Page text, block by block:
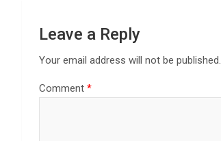
Leave a Reply
Your email address will not be published.
Comment *